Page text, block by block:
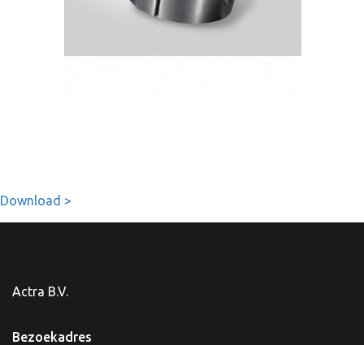
Download >
Actra B.V.
Bezoekadres